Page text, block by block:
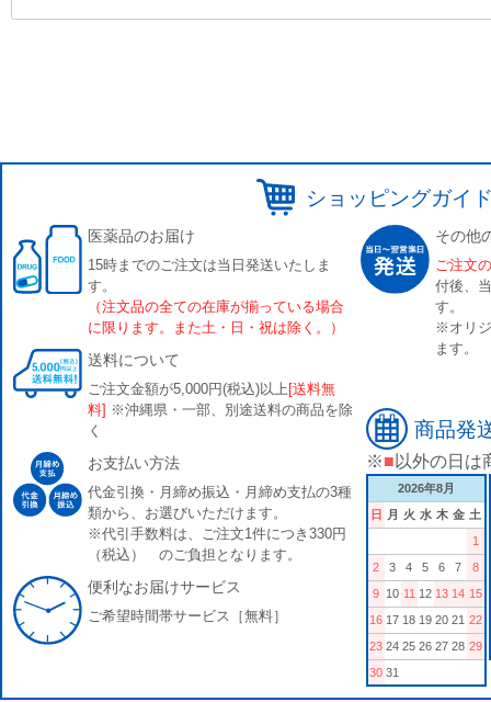
ショッピングガイ
医薬品のお届け
15時までのご注文は当日発送いたしま
す。
（注文品の全ての在庫が揃っている場合
に限ります。また土・日・祝は除く。）
送料について
ご注文金額が5,000円(税込)以上 [送料無
料] ※沖縄県・一部、別途送料の商品を除
く
お支払い方法
代金引換・月締め振込・月締め支払の3種
類から、お選びいただけます。
※代引手数料は、ご注文1件につき330円
（税込） のご負担となります。
便利なお届けサービス
ご希望時間帯サービス［無料］
その他
ご注文
付後、
す。
※オリ
ます。
商品発
※■ 以外の日は
2026年8月
日
月 火 水 木 金 土
1
2
3 4 5 6 7
8
9 10 11 12 13 14 15
16 17 18 19 20 21 22
23 24 25 26 27 28 29
30 31